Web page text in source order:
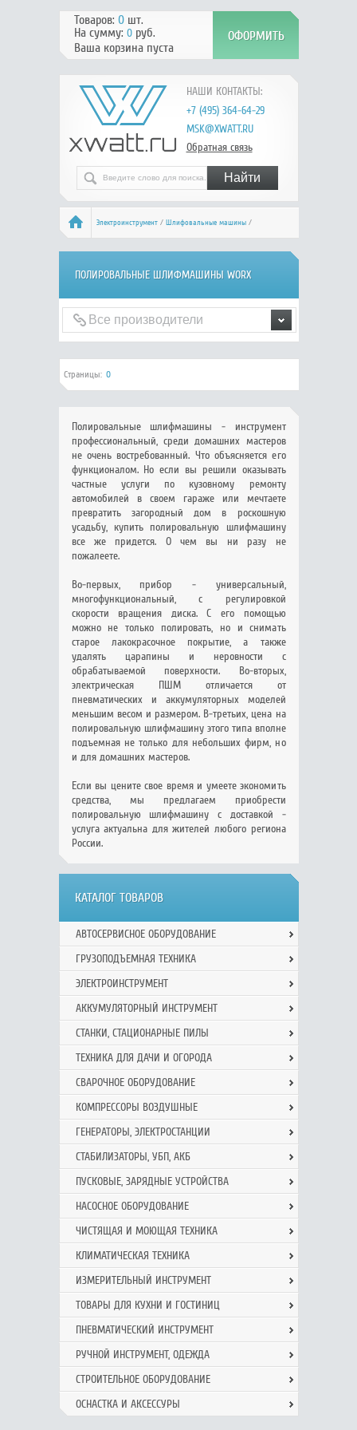
НАШИ КОНТАКТЫ:
+7 (495) 364-64-29
MSK@XWATT.RU
Обратная связь
Товаров: 0шт.
На сумму: 0руб.
Ваша корзина пуста
Электроинструмент/ Шлифовальные машины/
Полировальные шлифмашины/ WORX
ПОЛИРОВАЛЬНЫЕ ШЛИФМАШИНЫ WORX
Страницы: 0
Полировальные шлифмашины - инструмент
профессиональный, среди домашних мастеров
не очень востребованный. Что объясняется его
функционалом. Но если вы решили оказывать
частные услуги по кузовному ремонту
автомобилей в своем гараже или мечтаете
превратить загородный дом в роскошную
усадьбу, купить полировальную шлифмашину
все же придется. О чем вы ни разу не
пожалеете.
Во-первых, прибор - универсальный,
многофункциональный, с регулировкой
скорости вращения диска. С его помощью
можно не только полировать, но и снимать
старое лакокрасочное покрытие, а также
удалять царапины и неровности с
обрабатываемой поверхности. Во-вторых,
электрическая ПШМ отличается от
пневматических и аккумуляторных моделей
меньшим весом и размером. В-третьих, цена на
полировальную шлифмашину этого типа вполне
подъемная не только для небольших фирм, но
и для домашних мастеров.
Если вы цените свое время и умеете экономить
средства, мы предлагаем приобрести
полировальную шлифмашину с доставкой -
услуга актуальна для жителей любого региона
России.
КАТАЛОГ ТОВАРОВ
АВТОСЕРВИСНОЕ ОБОРУДОВАНИЕ
ГРУЗОПОДЪЕМНАЯ ТЕХНИКА
ЭЛЕКТРОИНСТРУМЕНТ
АККУМУЛЯТОРНЫЙ ИНСТРУМЕНТ
СТАНКИ, СТАЦИОНАРНЫЕ ПИЛЫ
ТЕХНИКА ДЛЯ ДАЧИ И ОГОРОДА
СВАРОЧНОЕ ОБОРУДОВАНИЕ
КОМПРЕССОРЫ ВОЗДУШНЫЕ
ГЕНЕРАТОРЫ, ЭЛЕКТРОСТАНЦИИ
СТАБИЛИЗАТОРЫ, УБП, АКБ
ПУСКОВЫЕ, ЗАРЯДНЫЕ УСТРОЙСТВА
НАСОСНОЕ ОБОРУДОВАНИЕ
ЧИСТЯЩАЯ И МОЮЩАЯ ТЕХНИКА
КЛИМАТИЧЕСКАЯ ТЕХНИКА
ИЗМЕРИТЕЛЬНЫЙ ИНСТРУМЕНТ
ТОВАРЫ ДЛЯ КУХНИ И ГОСТИНИЦ
ПНЕВМАТИЧЕСКИЙ ИНСТРУМЕНТ
РУЧНОЙ ИНCТРУМЕНТ, ОДЕЖДА
СТРОИТЕЛЬНОЕ ОБОРУДОВАНИЕ
ОСНАСТКА И АКСЕССУРЫ